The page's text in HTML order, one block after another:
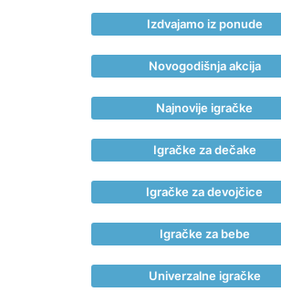
Izdvajamo iz ponude
Novogodišnja akcija
Najnovije igračke
Igračke za dečake
Igračke za devojčice
Igračke za bebe
Univerzalne igračke